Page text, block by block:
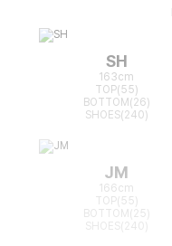
SH
163cm
TOP(55)
BOTTOM(26)
SHOES(240)
JM
166cm
TOP(55)
BOTTOM(25)